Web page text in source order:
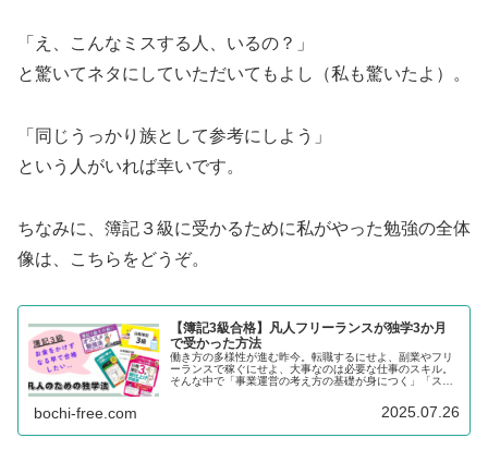
「え、こんなミスする人、いるの？」
と驚いてネタにしていただいてもよし（私も驚いたよ）。
「同じうっかり族として参考にしよう」
という人がいれば幸いです。
ちなみに、簿記３級に受かるために私がやった勉強の全体
像は、こちらをどうぞ。
【簿記3級合格】凡人フリーランスが独学3か月
で受かった方法
働き方の多様性が進む昨今。転職するにせよ、副業やフリ
ーランスで稼ぐにせよ、大事なのは必要な仕事のスキル。
そんな中で「事業運営の考え方の基礎が身につく」「スキ
目されているのが"お金のイロハ"にあたる簿記3級です。取
得しやすい資格と思われていますが、実は合格率は40％ほ
bochi-free.com 2025.07.26